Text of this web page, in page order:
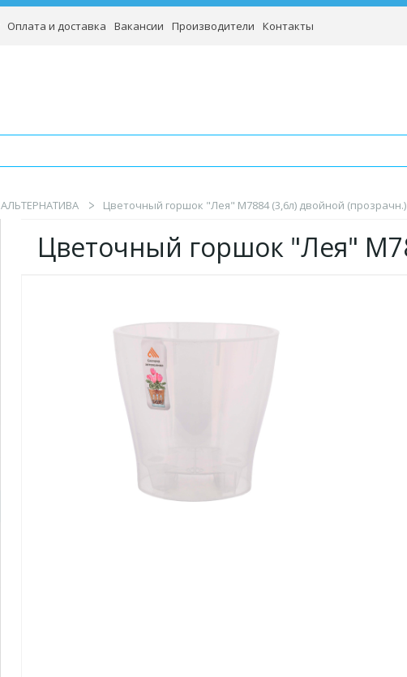
Оплата и доставка Вакансии Производители Контакты
АЛЬТЕРНАТИВА Цветочный горшок "Лея" М7884 (3,6л) двойной
Цветочный горшок "Лея"